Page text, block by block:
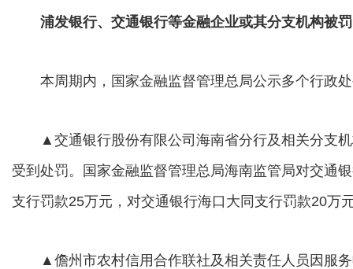
浦发银行、交通银行等金融企业或其分支机构被
本周期内，国家金融监督管理总局公示多个行政处
▲交通银行股份有限公司海南省分行及相关分支机
受到处罚。国家金融监督管理总局海南监管局对交通
支行罚款25万元，对交通银行海口大同支行罚款20万
▲儋州市农村信用合作联社及相关责任人员因服务